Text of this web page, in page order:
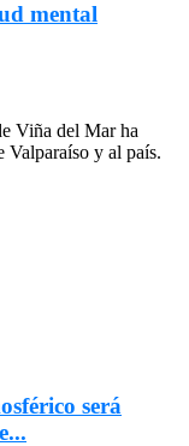
mental
Viña del Mar ha
Valparaíso y al país.
será